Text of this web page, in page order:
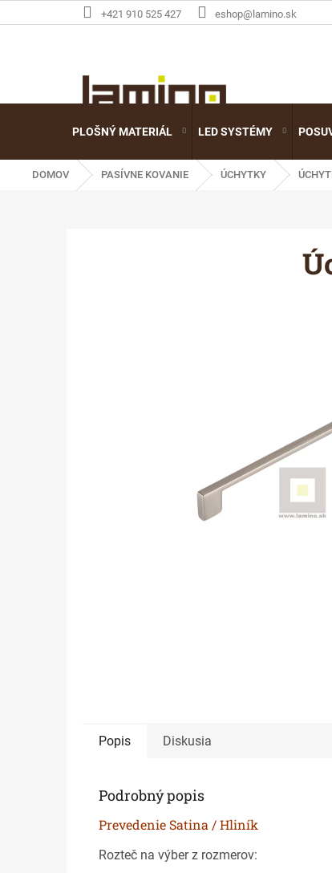
na
+421 910 525 427 eshop@lamino.sk
PLOŠNÝ MATERIÁL LED SYSTÉMY
DOMOV PASÍVNE KOVANIE ÚCHYTKY
Popis Diskusia
Podrobný popis
Prevedenie Satina / Hliník
Rozteč na výber z rozmerov: